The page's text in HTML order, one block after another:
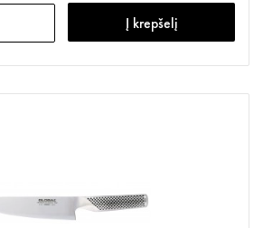
Į krepšelį